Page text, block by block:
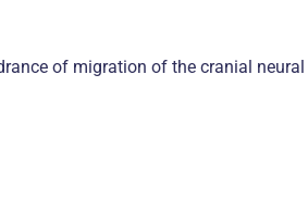
of migration of the cranial